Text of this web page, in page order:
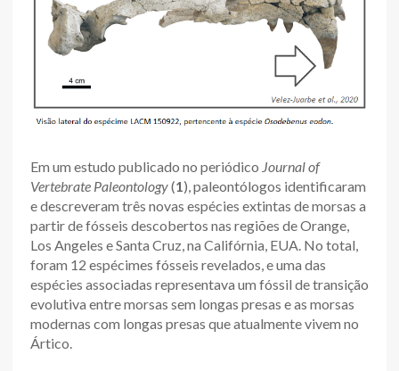
Em um estudo publicado no periódico Journal of
Vertebrate Paleontology(1), paleontólogos identificaram
e descreveram três novas espécies extintas de morsas a
partir de fósseis descobertos nas regiões de Orange,
Los Angeles e Santa Cruz, na Califórnia, EUA. No total,
foram 12 espécimes fósseis revelados, e uma das
espécies associadas representava um fóssil de transição
evolutiva entre morsas sem longas presas e as morsas
modernas com longas presas que atualmente vivem no
Ártico.